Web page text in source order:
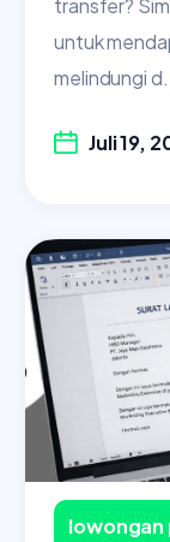
untuk
melindungi
Juli 19,
lowongan